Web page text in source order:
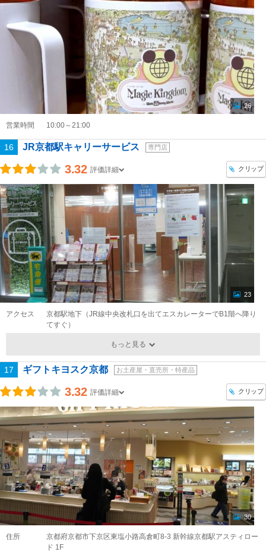
26
営業時間 10:00～21:00
16 JR京都駅キャリーサービス 専門店
3.32 評価詳細 クリップ
23
アクセス
京都駅地下（JR線中央改札口を出てエスカレーターでB1階へ降り
てすぐ）
もっと見る
17 ギフトキヨスク京都 お土産屋・直売所・特産品
3.32 評価詳細 クリップ
30
住所
京都府京都市下京区東塩小路高倉町8-3 新幹線京都駅アスティロー
ド 1F